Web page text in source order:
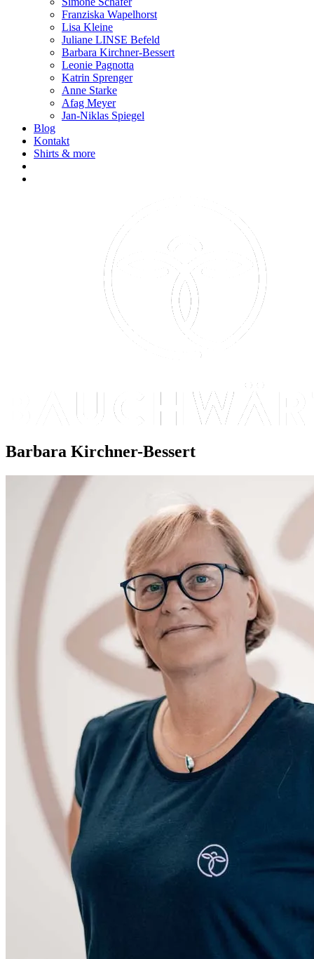
Franziska Wapelhorst
Lisa Kleine
Juliane LINSE Befeld
Barbara Kirchner-Bessert
Leonie Pagnotta
Katrin Sprenger
Anne Starke
Afag Meyer
Jan-Niklas Spiegel
Blog
Kontakt
Shirts & more
Barbara Kirchner-Bessert